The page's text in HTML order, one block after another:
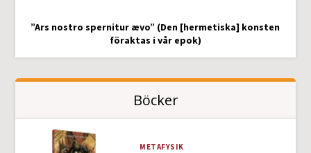
”Ars nostro spernitur ævo” (Den [hermetiska] konsten
föraktas i vår epok)
Böcker
METAFYSIK